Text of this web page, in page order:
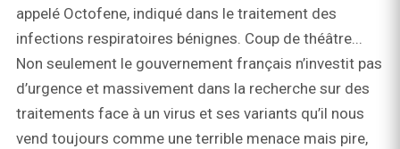
appelé Octofene, indiqué dans le traitement des
infections respiratoires bénignes. Coup de théâtre...
Non seulement le gouvernement français n’investit pas
d’urgence et massivement dans la recherche sur des
traitements face à un virus et ses variants qu’il nous
vend toujours comme une terrible menace mais pire,